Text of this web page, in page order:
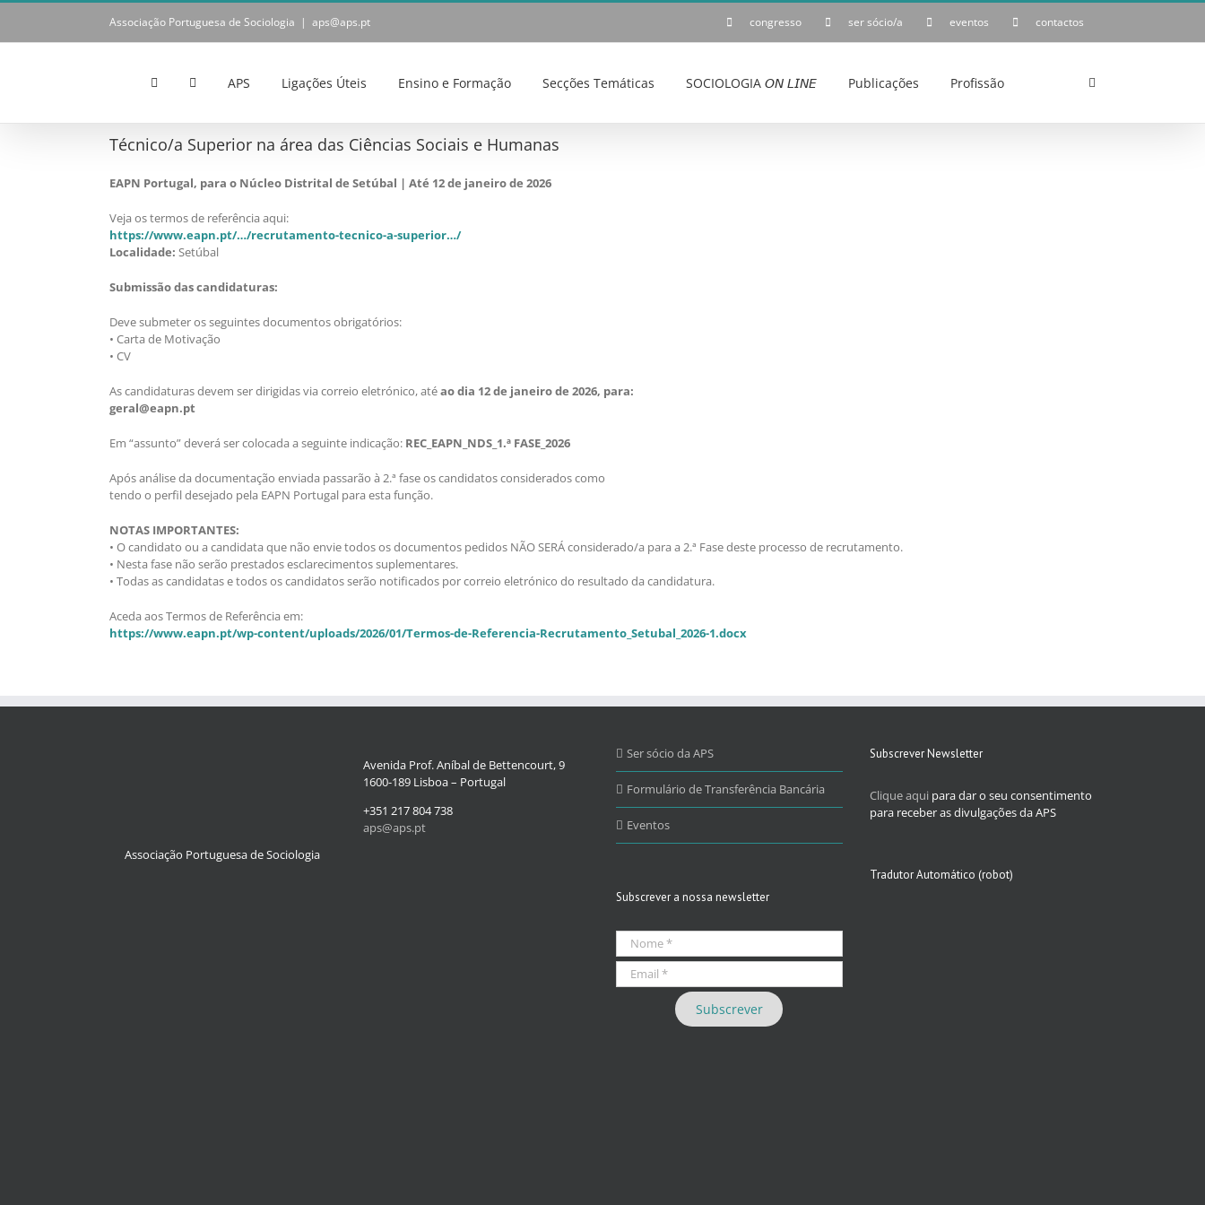
Skip
content
Associação Portuguesa de Sociologia | aps@aps.pt congresso ser sócio/a eventos contactos
APS Ligações Úteis Ensino e Formação Secções Temáticas SOCIOLOGIA 𝘖𝘕 𝘓𝘐𝘕𝘌 Publicações Profissão
Técnico/a Superior na área das Ciências Sociais e Humanas
EAPN Portugal, para o Núcleo Distrital de Setúbal | Até 12 de janeiro de 2026
Veja os termos de referência aqui:
https://www.eapn.pt/…/recrutamento-tecnico-a-superior…/
Localidade: Setúbal
Submissão das candidaturas:
Deve submeter os seguintes documentos obrigatórios:
• Carta de Motivação
• CV
As candidaturas devem ser dirigidas via correio eletrónico, atéao dia 12 de janeiro de 2026, para:
geral@eapn.pt
Em “assunto” deverá ser colocada a seguinte indicação: REC_EAPN_NDS_1.ª FASE_2026
Após análise da documentação enviada passarão à 2.ª fase os candidatos considerados como
tendo o perfil desejado pela EAPN Portugal para esta função.
NOTAS IMPORTANTES:
• O candidato ou a candidata que não envie todos os documentos pedidos NÃO SERÁ considerado/a para a 2.ª Fase deste processo de recrutamento.
• Nesta fase não serão prestados esclarecimentos suplementares.
• Todas as candidatas e todos os candidatos serão notificados por correio eletrónico do resultado da candidatura.
Aceda aos Termos de Referência em:
https://www.eapn.pt/wp-content/uploads/2026/01/Termos-de-Referencia-Recrutamento_Setubal_2026-1.docx
Associação Portuguesa de Sociologia
Avenida Prof. Aníbal de Bettencourt, 9
1600-189 Lisboa – Portugal
+351 217 804 738
aps@aps.pt
Ser sócio da APS
Formulário de Transferência Bancária
Eventos
Subscrever a nossa newsletter
Subscrever Newsletter
Clique aqui para dar o seu consentimento
para receber as divulgações da APS
Tradutor Automático (robot)